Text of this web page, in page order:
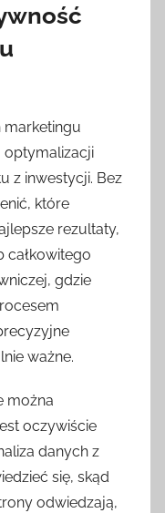
marketingu
optymalizacji
z inwestycji. Bez
które
rezultaty,
całkowitego
gdzie
ważne.
można
oczywiście
danych z
się, skąd
odwiedzają,